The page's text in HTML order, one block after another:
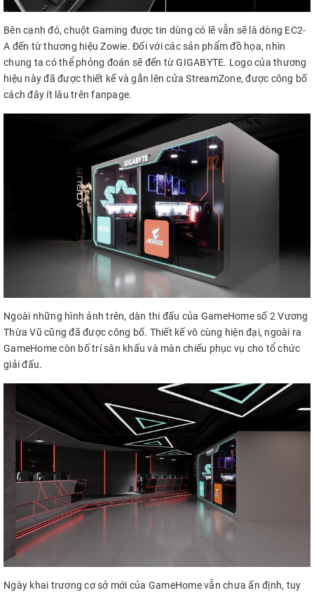
Bên cạnh đó, chuột Gaming được tin dùng có lẽ vẫn sẽ là dòng EC2-
A đến từ thương hiệu Zowie. Đối với các sản phẩm đồ họa, nhìn
chung ta có thể phỏng đoán sẽ đến từ GIGABYTE. Logo của thương
hiệu này đã được thiết kế và gắn lên cửa StreamZone, được công bố
cách đây ít lâu trên fanpage.
Ngoài những hình ảnh trên, dàn thi đấu của GameHome số 2 Vương
Thừa Vũ cũng đã được công bố. Thiết kế vô cùng hiện đại, ngoài ra
GameHome còn bố trí sân khấu và màn chiếu phục vụ cho tổ chức
giải đấu.
Ngày khai trương cơ sở mới của GameHome vẫn chưa ấn định, tuy